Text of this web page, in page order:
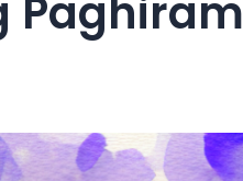
Paghiram